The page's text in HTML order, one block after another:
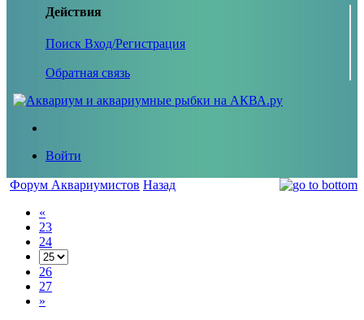
Действия
Поиск Вход/Регистрация
Обратная связь
Войти
Форум Аквариумистов Назад
«
23
24
26
27
»